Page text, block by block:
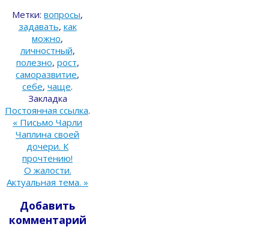
Метки: вопросы,
задавать, как
можно,
личностный,
полезно, рост,
саморазвитие,
себе, чаще.
Закладка
Постоянная ссылка.
« Письмо Чарли
Чаплина своей
дочери. К
прочтению!
О жалости.
Актуальная тема. »
Добавить
комментарий